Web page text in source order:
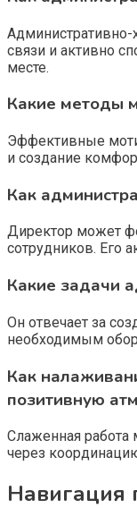
связи и активно
месте.
Какие методы
Эффективные
и создание
Как
Директор может
сотрудников. Его
Какие задачи
Он отвечает за
необходимым
Как
позитивную
Слаженная
через
Навигация